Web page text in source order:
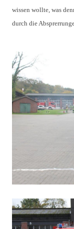
wissen wollte, was
durch die